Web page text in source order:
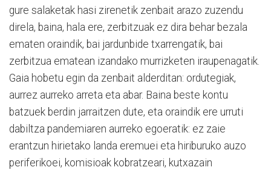
gure salaketak hasi zirenetik zenbait arazo zuzendu
direla, baina, hala ere, zerbitzuak ez dira behar bezala
ematen oraindik, bai jardunbide txarrengatik, bai
zerbitzua ematean izandako murrizketen iraupenagatik.
Gaia hobetu egin da zenbait alderditan: ordutegiak,
aurrez aurreko arreta eta abar. Baina beste kontu
batzuek berdin jarraitzen dute, eta oraindik ere urruti
dabiltza pandemiaren aurreko egoeratik: ez zaie
erantzun hirietako landa eremuei eta hiriburuko auzo
periferikoei, komisioak kobratzeari, kutxazain